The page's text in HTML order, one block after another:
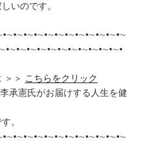
いのです。
＞＞ こちらをクリック
承憲氏がお届けする人生を健
。